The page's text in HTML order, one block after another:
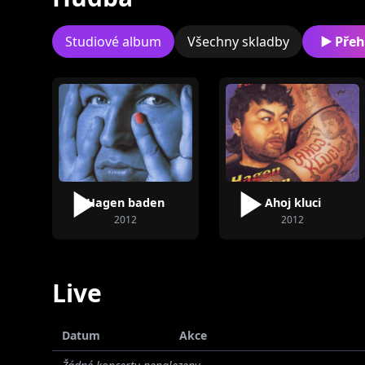
Zatím žádní
interpreti.
Studiové album Všechny skladby
Hagen baden
2012
Ahoj kluci
2012
Live
Datum
Akce